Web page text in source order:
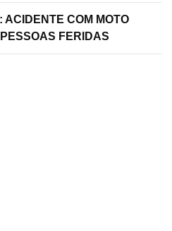
COM MOTO
FERIDAS